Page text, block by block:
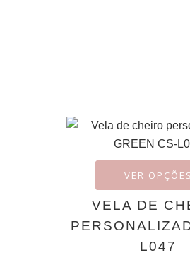
VER OPÇÕES
VELA DE
L047